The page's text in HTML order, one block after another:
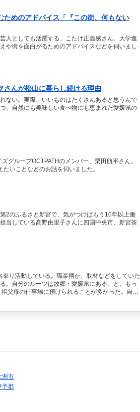
めのアドバイス「『この街、何もない
人としても活躍する、こたけ正義感さん。大学進
や街を面白がるためのアドバイスなどを伺いまし
さんが松山に暮らし続ける理由
ない。実際、いいものはたくさんあると思うんで
、自然にも美味しい食べ物にも恵まれた愛媛県の
ループOCTPATHのメンバー、栗田航平さん。
いことなどのお話を伺いました。
2のふるさと新宮で、気がつけばもう10年以上働
当している高野由里子さんに四国中央市、新宮茶
り活動している。職業柄か、取材などをしていた
。自分のルーツは故郷・愛媛県にある、と。もっ
父母の仕事場に預けられることが多かった。自営
洲市
予郡